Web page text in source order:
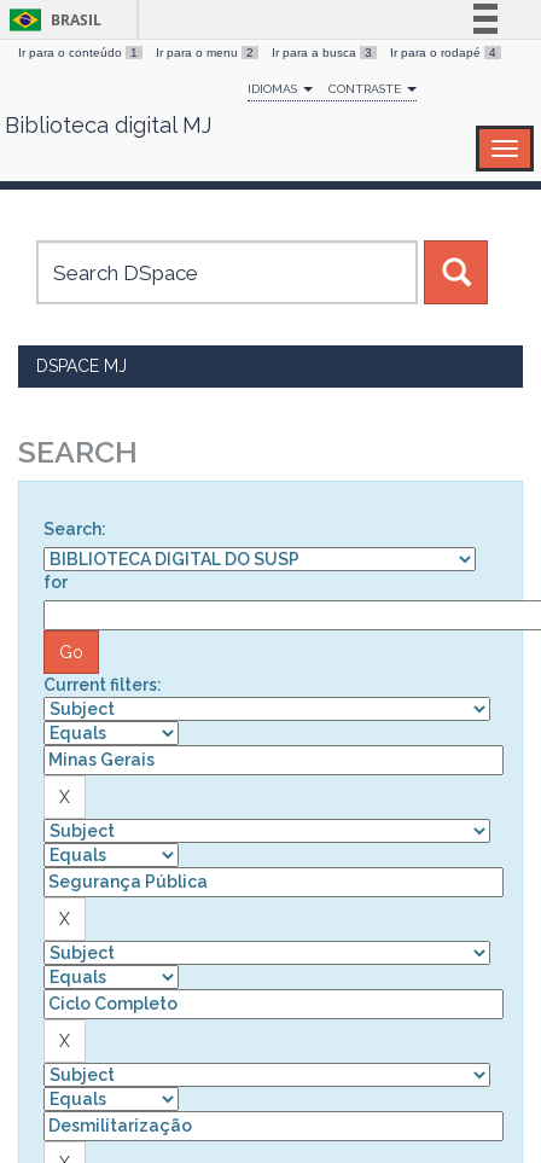
Skip
BRASIL
Simplifique!
Comunica BR
Canais
Ir para o conteúdo 1 Ir para o menu 2 Ir para a busca 3 Ir para o rodapé 4
IDIOMAS CONTRASTE
Biblioteca digital MJ
DSPACE MJ
SEARCH
Search:
for
Current filters: